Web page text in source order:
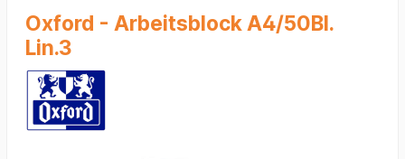
Oxford - Arbeitsblock A4/50Bl.
Lin.3